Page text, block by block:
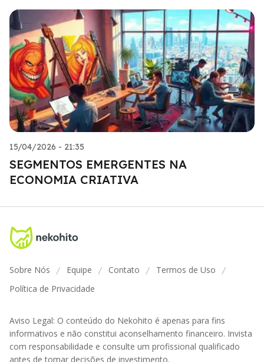
15/04/2026 - 21:35
SEGMENTOS EMERGENTES NA
ECONOMIA CRIATIVA
Sobre Nós / Equipe / Contato / Termos de Uso /
Política de Privacidade
Aviso Legal: O conteúdo do Nekohito é apenas para fins
informativos e não constitui aconselhamento financeiro. Invista
com responsabilidade e consulte um profissional qualificado
antes de tomar decisões de investimento.